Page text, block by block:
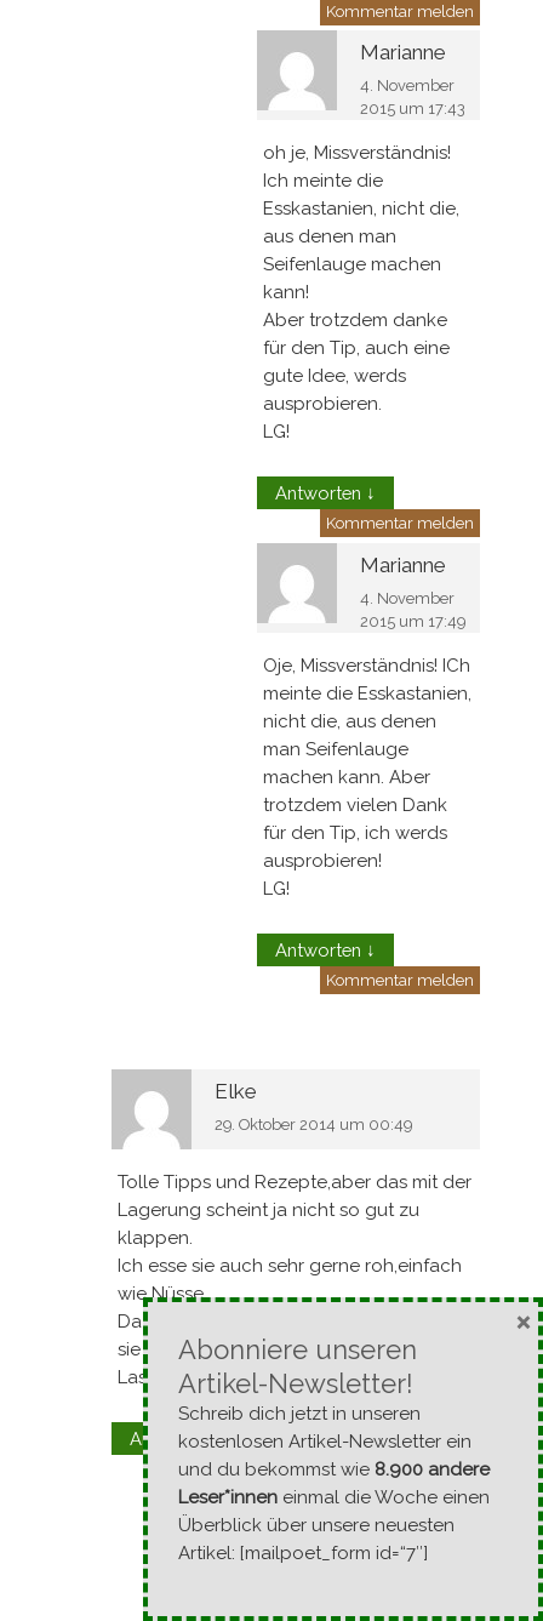
Kommentar melden
Marianne
4. November
2015 um 17:43
oh je, Missverständnis!
Ich meinte die
Esskastanien, nicht die,
aus denen man
Seifenlauge machen
kann!
Aber trotzdem danke
für den Tip, auch eine
gute Idee, werds
ausprobieren.
LG!
Antworten ↓
Kommentar melden
Marianne
4. November
2015 um 17:49
Oje, Missverständnis! ICh
meinte die Esskastanien,
nicht die, aus denen
man Seifenlauge
machen kann. Aber
trotzdem vielen Dank
für den Tip, ich werds
ausprobieren!
LG!
Antworten ↓
Kommentar melden
Elke
29. Oktober 2014 um 00:49
Tolle Tipps und Rezepte,aber das mit der
Lagerung scheint ja nicht so gut zu
klappen.
Ich esse sie auch sehr gerne roh,einfach
wie Nüsse.
Da Maroni sehr gesund sind würde ich
sie halt sehr gerne lagern.
Lasst es uns alter probieren!
Antworten↓ Kommentar melden
ndi
26. März 2015 um 18:59
Abonniere unseren
Artikel-Newsletter!
Schreib dich jetzt in unseren
kostenlosen Artikel-Newsletter ein
und du bekommst wie 8.900 andere
Leser*innen einmal die Woche einen
Überblick über unsere neuesten
Artikel: [mailpoet_form id=“7″]
×